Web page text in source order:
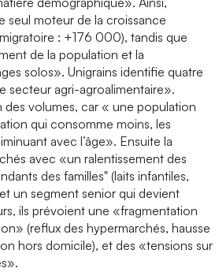
seul moteur de la croissance
: +176 000), tandis que
de la population et la
solos». Unigrains identifie quatre
secteur agri-agroalimentaire».
volumes, car « une population
qui consomme moins, les
avec l’âge». Ensuite la
avec «un ralentissement des
des familles" (laits infantiles,
un segment senior qui devient
ils prévoient une «fragmentation
(reflux des hypermarchés, hausse
hors domicile), et des «tensions sur